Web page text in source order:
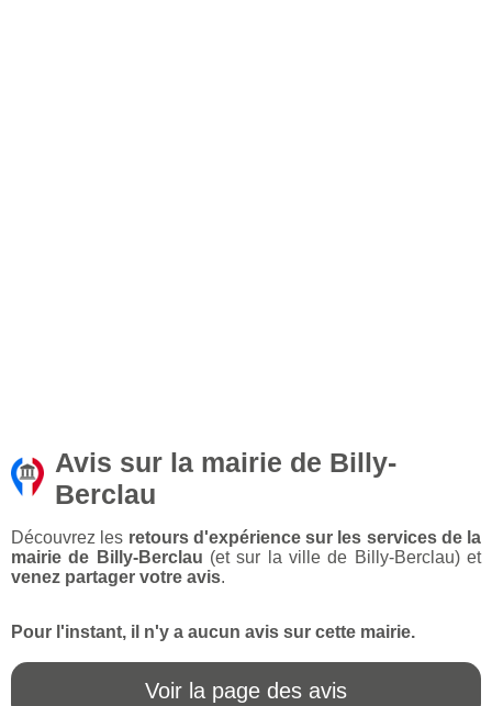
Avis sur la mairie de Billy-
Berclau
Découvrez les retours d'expérience sur les services de la
mairie de Billy-Berclau (et sur la ville de Billy-Berclau) et
venez partager votre avis.
Pour l'instant, il n'y a aucun avis sur cette mairie.
Voir la page des avis